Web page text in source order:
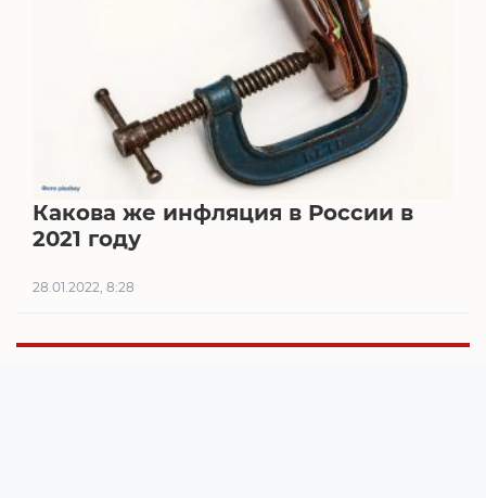
Какова же инфляция в России в
2021 году
28.01.2022, 8:28